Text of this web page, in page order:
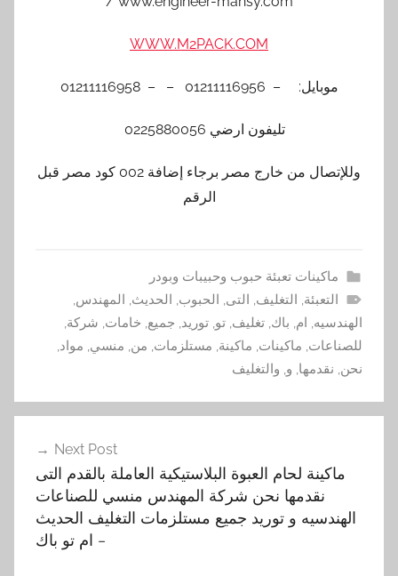
WWW.M2PACK.COM
موبايل: – 01211116956 – – 01211116958
تليفون ارضي 0225880056
وللإتصال من خارج مصر برجاء إضافة 002 كود مصر قبل
الرقم
ماكينات تعبئة حبوب وحبيبات وبودر
التعبئة, التغليف, التى, الحبوب, الحديث, المهندس,
الهندسيه, ام, باك, تغليف, تو, توريد, جميع, خامات, شركة,
للصناعات, ماكينات, ماكينة, مستلزمات, من, منسي, مواد,
نحن, نقدمها, و, والتغليف
المقالات
Next Post
ماكينة لحام العبوة البلاستيكية العاملة بالقدم التى
نقدمها نحن شركة المهندس منسي للصناعات
الهندسيه و توريد جميع مستلزمات التغليف الحديث
– ام تو باك